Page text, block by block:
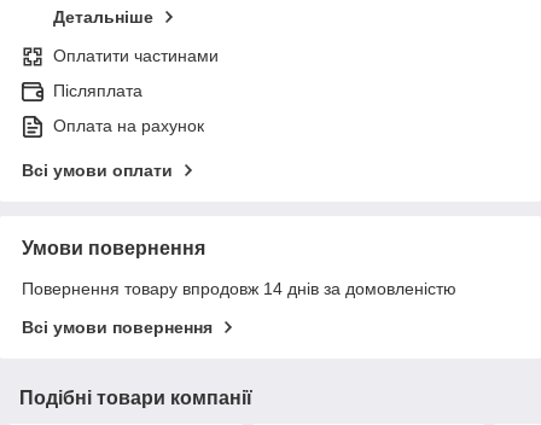
Детальніше
Оплатити частинами
Післяплата
Оплата на рахунок
Всі умови оплати
Умови повернення
Повернення товару впродовж 14 днів за домовленістю
Всі умови повернення
Подібні товари компанії